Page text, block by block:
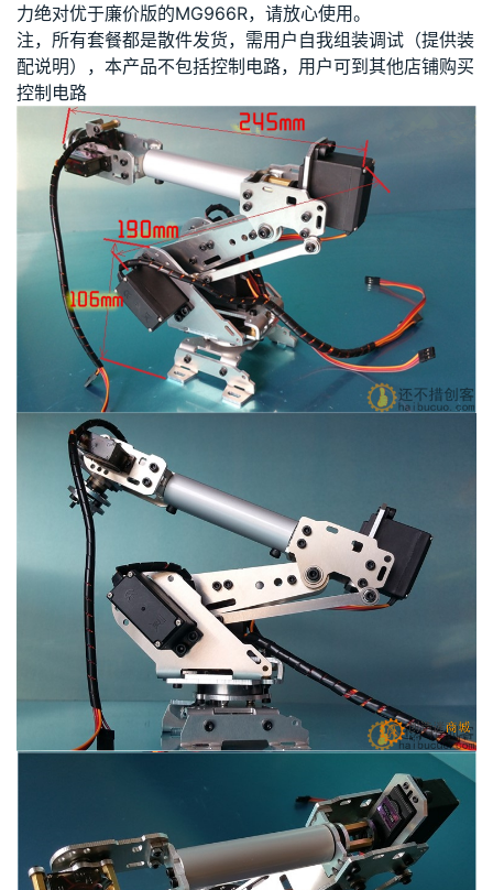
力绝对优于廉价版的MG966R，请放心使用。
注，所有套餐都是散件发货，需用户自我组装调试（提供装
配说明），本产品不包括控制电路，用户可到其他店铺购买
控制电路